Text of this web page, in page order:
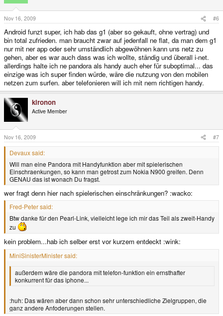
Nov 16, 2009 #6
Android funzt super, ich hab das g1 (aber so gekauft, ohne vertrag) und
bin total zufrieden. man braucht zwar auf jedenfall ne flat, da man dem g1
nur mit ner app oder sehr umständlich abgewöhnen kann uns netz zu
gehen, aber es war auch dass was ich wollte, ständig und überall i-net.
allerdings halte ich ne pandora als handy auch eher für suboptimal... das
einzige was ich super finden würde, wäre die nutzung von den mobilen
netzen zum surfen. aber telefonieren will ich mit nem richtigen handy.
kironon
Active Member
Nov 16, 2009 #7
Devaux said:
Will man eine Pandora mit Handyfunktion aber mit spielerischen
Einschraenkungen, so kann man getrost zum Nokia N900 greifen. Denn
GENAU das ist wonach Du fragst.
wer fragt denn hier nach spielerischen einschränkungen? :wacko:
Fred-Peter said:
Btw danke für den Pearl-Link, vielleicht lege ich mir das Teil als zweit-Handy
zu
kein problem...hab ich selber erst vor kurzem entdeckt :wink:
MiniSinisterMinister said:
außerdem wäre die pandora mit telefon-funktion ein ernsthafter
konkurrent für das iphone...
:huh: Das wären aber dann schon sehr unterschiedliche Zielgruppen, die
ganz andere Anfoderungen stellen.